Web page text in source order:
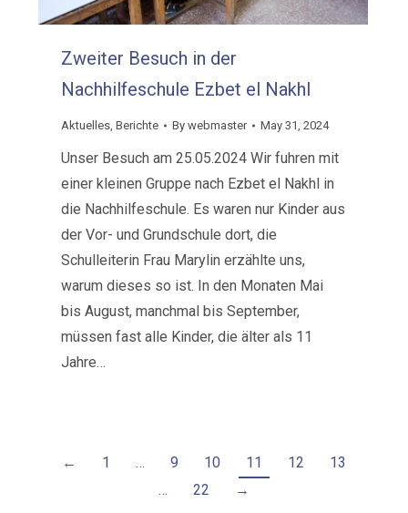
Zweiter Besuch in der
Nachhilfeschule Ezbet el Nakhl
Aktuelles,Berichte Bywebmaster May 31, 2024
Unser Besuch am 25.05.2024 Wir fuhren mit
einer kleinen Gruppe nach Ezbet el Nakhl in
die Nachhilfeschule. Es waren nur Kinder aus
der Vor- und Grundschule dort, die
Schulleiterin Frau Marylin erzählte uns,
warum dieses so ist. In den Monaten Mai
bis August, manchmal bis September,
müssen fast alle Kinder, die älter als 11
Jahre…
← 1 … 9 10 11 12
13
…
22 →